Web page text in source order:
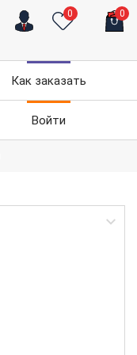
0 0
Как заказать
Войти